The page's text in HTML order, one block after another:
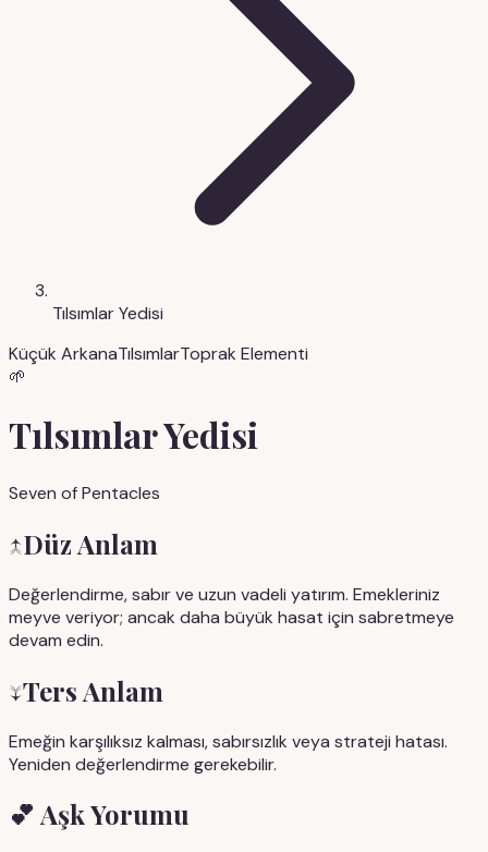
Tılsımlar Yedisi
Küçük ArkanaTılsımlarToprak Elementi
🌱
Tılsımlar Yedisi
Seven of Pentacles
↑Düz Anlam
Değerlendirme, sabır ve uzun vadeli yatırım. Emekleriniz
meyve veriyor; ancak daha büyük hasat için sabretmeye
devam edin.
↓Ters Anlam
Emeğin karşılıksız kalması, sabırsızlık veya strateji hatası.
Yeniden değerlendirme gerekebilir.
💕Aşk Yorumu